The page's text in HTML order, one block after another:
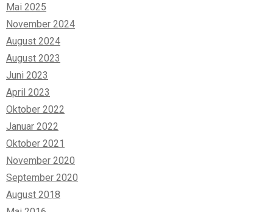
Mai 2025
November 2024
August 2024
August 2023
Juni 2023
April 2023
Oktober 2022
Januar 2022
Oktober 2021
November 2020
September 2020
August 2018